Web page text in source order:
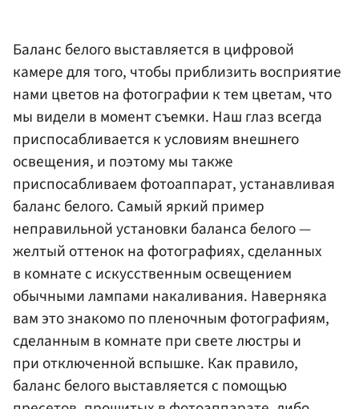
Баланс белого выставляется в цифровой
камере для того, чтобы приблизить восприятие
нами цветов на фотографии к тем цветам, что
мы видели в момент съемки. Наш глаз всегда
приспосабливается к условиям внешнего
освещения, и поэтому мы также
приспосабливаем фотоаппарат, устанавливая
баланс белого. Самый яркий пример
неправильной установки баланса белого —
желтый оттенок на фотографиях, сделанных
в комнате с искусственным освещением
обычными лампами накаливания. Наверняка
вам это знакомо по пленочным фотографиям,
сделанным в комнате при свете люстры и
при отключенной вспышке. Как правило,
баланс белого выставляется с помощью